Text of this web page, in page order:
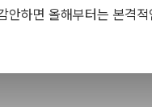
안하면 올해부터는 본격